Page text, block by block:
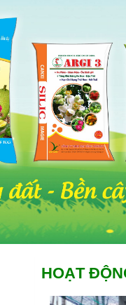
HOẠT